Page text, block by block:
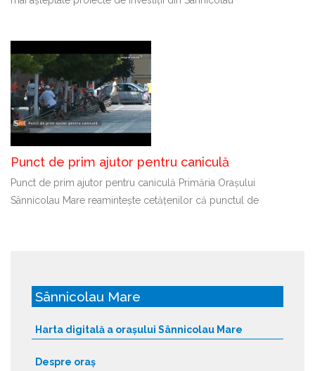
Punct de prim ajutor pentru caniculă
Punct de prim ajutor pentru caniculă Primăria Orașului
Sânnicolau Mare reamintește cetățenilor că punctul de
Sânnicolau Mare
Harta digitală a orașului Sânnicolau Mare
Despre oraș